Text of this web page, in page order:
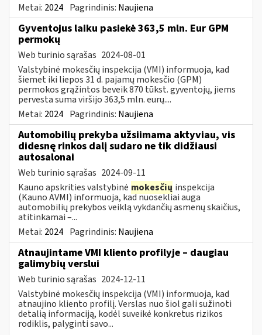
Metai: 2024 Pagrindinis: Naujiena
Gyventojus laiku pasiekė 363,5 mln. Eur GPM
permokų
Web turinio sąrašas 2024-08-01
Valstybinė mokesčių inspekcija (VMI) informuoja, kad
šiemet iki liepos 31 d. pajamų mokesčio (GPM)
permokos grąžintos beveik 870 tūkst. gyventojų, jiems
pervesta suma viršijo 363,5 mln. eurų....
Metai: 2024 Pagrindinis: Naujiena
Automobilių prekyba užsiimama aktyviau, vis
didesnę rinkos dalį sudaro ne tik didžiausi
autosalonai
Web turinio sąrašas 2024-09-11
Kauno apskrities valstybinė mokesčių inspekcija
(Kauno AVMI) informuoja, kad nuosekliai auga
automobilių prekybos veiklą vykdančių asmenų skaičius,
atitinkamai –...
Metai: 2024 Pagrindinis: Naujiena
Atnaujintame VMI kliento profilyje – daugiau
galimybių verslui
Web turinio sąrašas 2024-12-11
Valstybinė mokesčių inspekcija (VMI) informuoja, kad
atnaujino kliento profilį. Verslas nuo šiol gali sužinoti
detalią informaciją, kodėl suveikė konkretus rizikos
rodiklis, palyginti savo...